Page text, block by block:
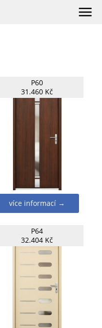
P60
31.460 Kč
více informací →
P64
32.404 Kč